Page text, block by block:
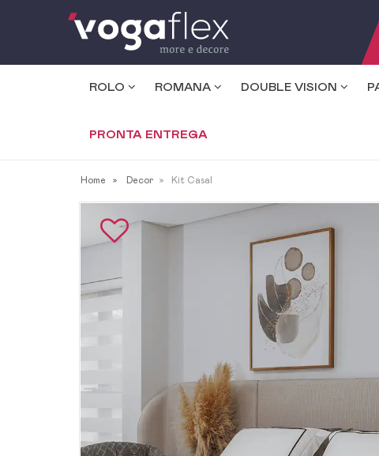
ROLO ROMANA DOUBLE VISION
PRONTA ENTREGA
Home Decor Kit Casal